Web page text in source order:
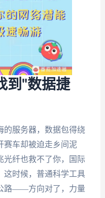
到"数据捷
的服务器，数据包得绕
赛车却被迫走乡间泥
光纤也救不了你，国际
这时候，普通科学工具
路——方向对了，力量